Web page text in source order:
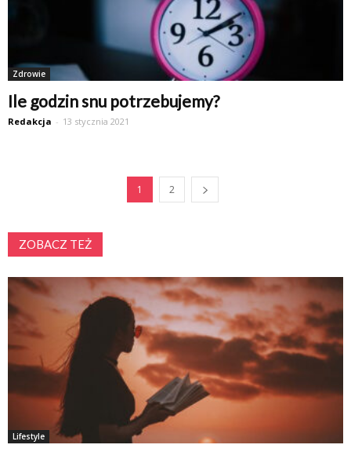
Zdrowie
Ile godzin snu potrzebujemy?
Redakcja - 13 stycznia 2021
1 2
ZOBACZ TEŻ
Lifestyle